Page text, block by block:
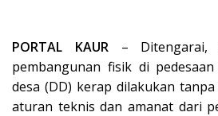
PORTAL KAUR– Ditengarai,
pembangunan fisik di
desa (DD) kerap dilakukan
aturan teknis dan amanat dari